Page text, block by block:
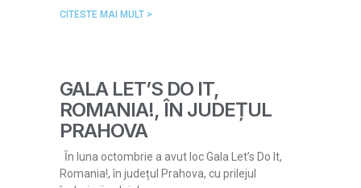
CITESTE MAI MULT >
GALA LET’S DO IT,
ROMANIA!, ÎN JUDEȚUL
PRAHOVA
Ȋn luna octombrie a avut loc Gala Let’s Do It,
Romania!, în județul Prahova, cu prilejul